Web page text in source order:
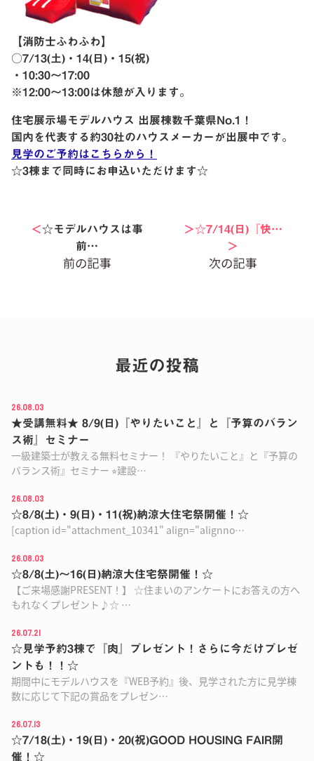
【消防士ふわふわ】
○7/13(土)・14(日)・15(祝)
・10:30〜17:00
※12:00〜13:00は休憩が入ります。
住宅展示場モデルハウス 出展棟数千葉県No.1！
国内を代表する約30社のハウスメーカーが出展中です。
見学のご予約はこちらから！
☆3棟まで同時にお申込いただけます☆
＜☆モデルハウスは事
前…
＞☆7/14(日)『快…
＞
最近の投稿
26.08.03
★受講無料★ 8/9(日)『やりたいこと』と『予算のバラン
ス術』セミナー
一級建築士が教える無料セミナー！ 『やりたいこと』と『予算の
バランス術』セミナー ⭐︎建設…
26.08.03
☆8/8(土)・9(日)・11(祝)納涼大住宅祭開催！☆
[caption id="attachment_10341" align="alignno…
26.08.03
☆8/8(土)〜16(日)納涼大住宅祭開催！☆
【ご来場感謝PRESENT！】 ☆住まいのアンケートにお答えの方へ
もれなくプレゼント♪☆ …
26.07.21
☆見学予約3棟で『肉』プレゼント！さらに今だけプレゼ
ントも！！☆
期間中にモデルハウスを『WEB予約』後、見学された方に見学棟
数に応じて下記の賞品をプレゼン…
26.07.13
☆7/18(土)・19(日)・20(祝)GOOD HOUSING FAIR開
催！☆